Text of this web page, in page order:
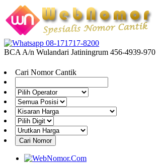
08-171717-8200
BCA A/n Wulandari Jatiningrum 456-4939-970
Cari Nomor Cantik